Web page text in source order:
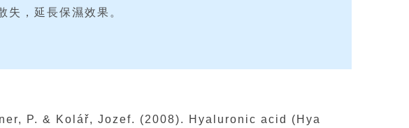
失，延長保濕效果。
P. & Kolář, Jozef. (2008). Hyaluronic acid (Hya